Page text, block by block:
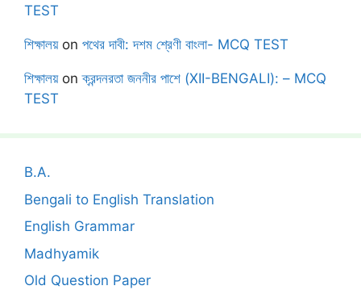
TEST
শিক্ষালয়on পথের দাবী: দশম শ্রেণী বাংলা- MCQ TEST
শিক্ষালয়onক্রন্দনরতা জননীর পাশে (XII-BENGALI): – MCQ
TEST
B.A.
Bengali to English Translation
English Grammar
Madhyamik
Old Question Paper